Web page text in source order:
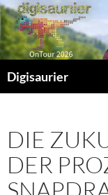
Zum
Inhalt
springen
Digisaurier
DIE
DER